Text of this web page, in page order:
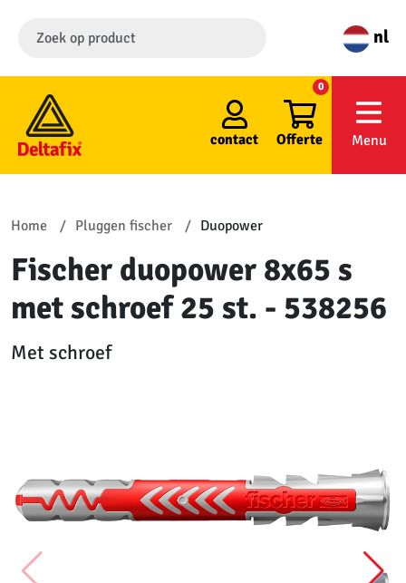
nl
contact Offerte
0
Menu
Home Pluggen fischer Duopower
Fischer duopower 8x65 s
met schroef 25 st. - 538256
Met schroef